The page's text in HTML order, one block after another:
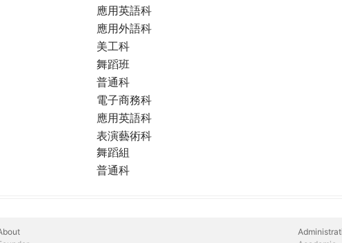
應用英語科
應用外語科
美工科
舞蹈班
普通科
電子商務科
應用英語科
表演藝術科
舞蹈組
普通科